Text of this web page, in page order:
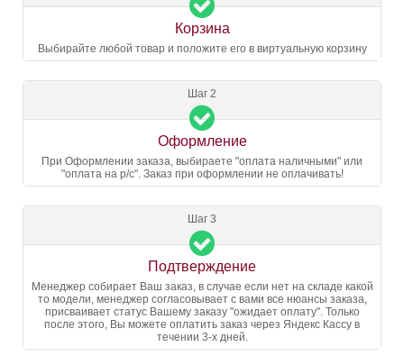
Корзина
Выбирайте любой товар и положите его в виртуальную корзину
Шаг 2
Оформление
При Оформлении заказа, выбираете "оплата наличными" или
"оплата на р/с". Заказ при оформлении не оплачивать!
Шаг 3
Подтверждение
Менеджер собирает Ваш заказ, в случае если нет на складе какой
то модели, менеджер согласовывает с вами все нюансы заказа,
присваивает статус Вашему заказу "ожидает оплату". Только
после этого, Вы можете оплатить заказ через Яндекс Кассу в
течении 3-х дней.